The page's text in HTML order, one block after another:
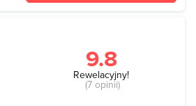
9.8
Rewelacyjny!
(7 opinii)